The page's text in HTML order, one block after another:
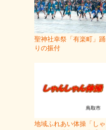
聖神社幸祭「有楽町」踊
りの振付
地域ふれあい体操「しゃ